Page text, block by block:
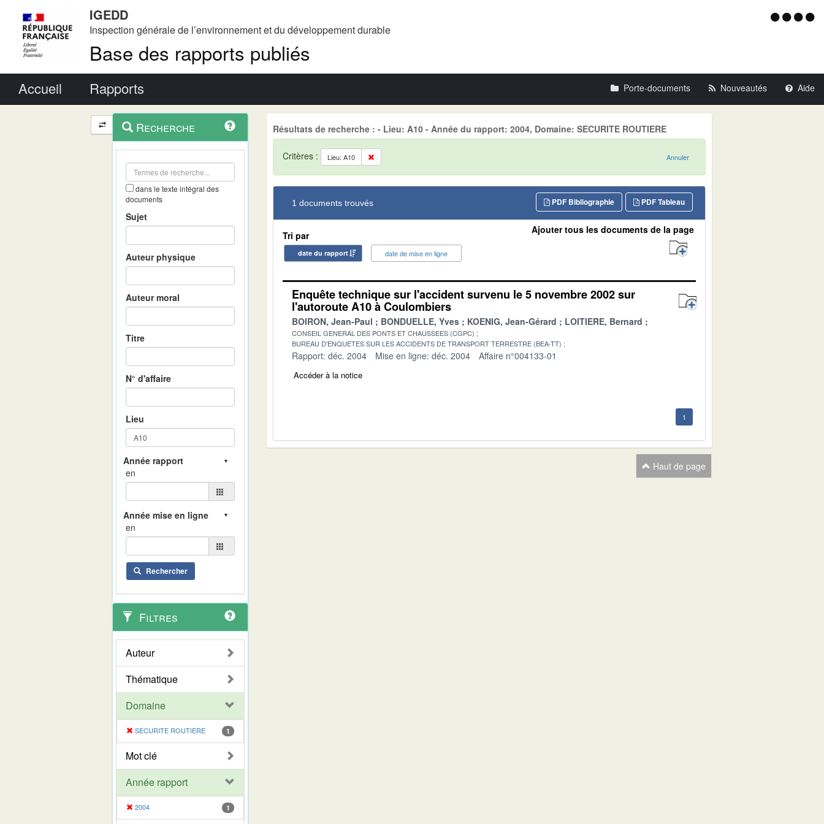
IGEDD
Inspection générale de l’environnement et du développement durable
Base des rapports publiés
Menu
Accueil Rapports Porte-documents Nouveautés Aide
Navigation
et
outils
contextuel
Recherche
dans le texte intégral des
documents
Sujet
Auteur physique
Auteur moral
Titre
N° d'affaire
Lieu
en
en
Rechercher
Filtres
Auteur
Thématique
Domaine
SECURITE ROUTIERE 1
Mot clé
Année rapport
2004 1
Résultats de recherche : - Lieu: A10 - Année du rapport: 2004, Domaine: SECURITE ROUTIERE
Critères : Lieu: A10 Annuler
1 documents trouvés PDF Tableau
PDF Bibliographie
Tri par
date du rapport date de mise en ligne
Ajouter tous les documents de la page
Enquête technique sur l'accident survenu le 5 novembre 2002 sur
l'autoroute A10 à Coulombiers
BOIRON, Jean-Paul BONDUELLE, Yves KOENIG, Jean-Gérard LOITIERE, Bernard
CONSEIL GENERAL DES PONTS ET CHAUSSEES (CGPC)
BUREAU D'ENQUETES SUR LES ACCIDENTS DE TRANSPORT TERRESTRE (BEA-TT)
Rapport: déc. 2004 Mise en ligne: déc. 2004 Affaire n°004133-01
Accéder à la notice
1
Haut de page